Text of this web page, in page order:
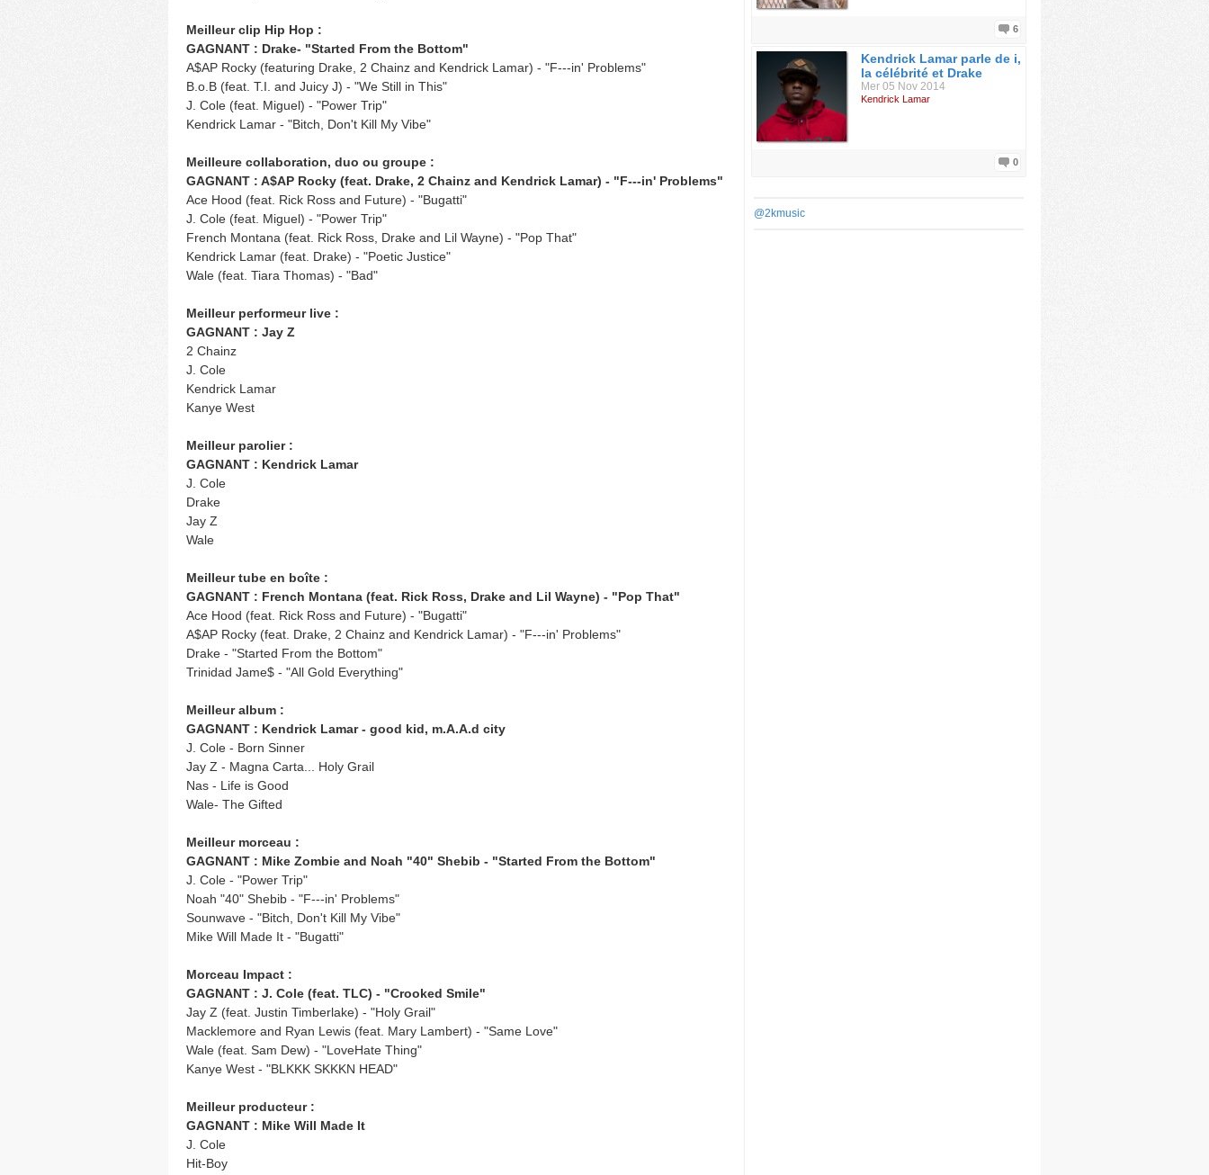
Meilleur clip Hip Hop :
GAGNANT : Drake- "Started From the Bottom"
A$AP Rocky (featuring Drake, 2 Chainz and Kendrick Lamar) - "F---in' Problems"
B.o.B (feat. T.I. and Juicy J) - "We Still in This"
J. Cole (feat. Miguel) - "Power Trip"
Kendrick Lamar - "Bitch, Don't Kill My Vibe"
Meilleure collaboration, duo ou groupe :
GAGNANT : A$AP Rocky (feat. Drake, 2 Chainz and Kendrick Lamar) - "F---in' Problems"
Ace Hood (feat. Rick Ross and Future) - "Bugatti"
J. Cole (feat. Miguel) - "Power Trip"
French Montana (feat. Rick Ross, Drake and Lil Wayne) - "Pop That"
Kendrick Lamar (feat. Drake) - "Poetic Justice"
Wale (feat. Tiara Thomas) - "Bad"
Meilleur performeur live :
GAGNANT : Jay Z
2 Chainz
J. Cole
Kendrick Lamar
Kanye West
Meilleur parolier :
GAGNANT : Kendrick Lamar
J. Cole
Drake
Jay Z
Wale
Meilleur tube en boîte :
GAGNANT : French Montana (feat. Rick Ross, Drake and Lil Wayne) - "Pop That"
Ace Hood (feat. Rick Ross and Future) - "Bugatti"
A$AP Rocky (feat. Drake, 2 Chainz and Kendrick Lamar) - "F---in' Problems"
Drake - "Started From the Bottom"
Trinidad Jame$ - "All Gold Everything"
Meilleur album :
GAGNANT : Kendrick Lamar - good kid, m.A.A.d city
J. Cole - Born Sinner
Jay Z - Magna Carta... Holy Grail
Nas - Life is Good
Wale- The Gifted
Meilleur morceau :
GAGNANT : Mike Zombie and Noah "40" Shebib - "Started From the Bottom"
J. Cole - "Power Trip"
Noah "40" Shebib - "F---in' Problems"
Sounwave - "Bitch, Don't Kill My Vibe"
Mike Will Made It - "Bugatti"
Morceau Impact :
GAGNANT : J. Cole (feat. TLC) - "Crooked Smile"
Jay Z (feat. Justin Timberlake) - "Holy Grail"
Macklemore and Ryan Lewis (feat. Mary Lambert) - "Same Love"
Wale (feat. Sam Dew) - "LoveHate Thing"
Kanye West - "BLKKK SKKKN HEAD"
Meilleur producteur :
GAGNANT : Mike Will Made It
J. Cole
Hit-Boy
6
Kendrick Lamar parle de i,
la célébrité et Drake
Mer 05 Nov 2014
Kendrick Lamar
0
@2kmusic